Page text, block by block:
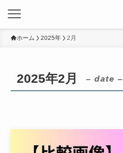
ホーム 2025年 2月
2025年2月 – date –